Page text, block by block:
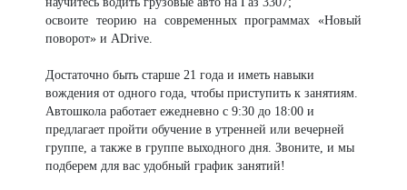
освоите теорию на современных программах «Новый
поворот» и ADrive.
Достаточно быть старше 21 года и иметь навыки
вождения от одного года, чтобы приступить к занятиям.
Автошкола работает ежедневно с 9:30 до 18:00 и
предлагает пройти обучение в утренней или вечерней
группе, а также в группе выходного дня. Звоните, и мы
подберем для вас удобный график занятий!